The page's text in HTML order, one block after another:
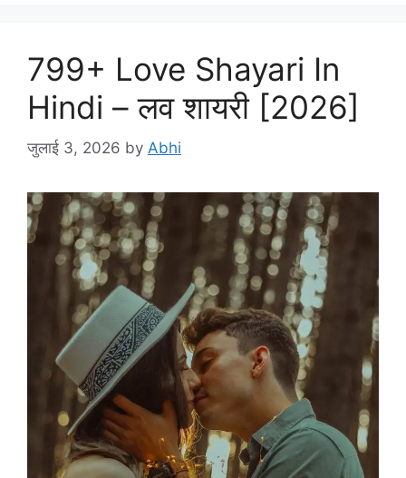
799+ Love Shayari In
Hindi – लव शायरी [2026]
जुलाई 3, 2026 by Abhi